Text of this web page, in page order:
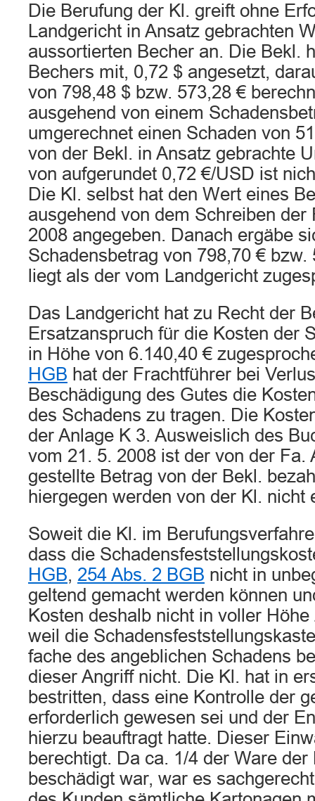
Die Berufung der Kl. greift ohne
Landgericht in Ansatz gebrachten
aussortierten Becher an. Die Bekl.
Bechers mit, 0,72 $ angesetzt,
von 798,48 $ bzw. 573,28 €
ausgehend von einem
umgerechnet einen Schaden von
von der Bekl. in Ansatz gebrachte
von aufgerundet 0,72 €/USD ist
Die Kl. selbst hat den Wert eines
ausgehend von dem Schreiben der
2008 angegeben. Danach ergäbe
Schadensbetrag von 798,70 € bzw.
liegt als der vom Landgericht
Das Landgericht hat zu Recht der
Ersatzanspruch für die Kosten der
in Höhe von 6.140,40 €
HGB hat der Frachtführer bei
Beschädigung des Gutes die
des Schadens zu tragen. Die
der Anlage K 3. Ausweislich des
vom 21. 5. 2008 ist der von der Fa.
gestellte Betrag von der Bekl.
hiergegen werden von der Kl. nicht
Soweit die Kl. im
dass die
HGB, 254 Abs. 2 BGB nicht in
geltend gemacht werden können
Kosten deshalb nicht in voller
weil die
fache des angeblichen Schadens
dieser Angriff nicht. Die Kl. hat in
bestritten, dass eine Kontrolle der
erforderlich gewesen sei und der
hierzu beauftragt hatte. Dieser
berechtigt. Da ca. 1/4 der Ware der
beschädigt war, war es